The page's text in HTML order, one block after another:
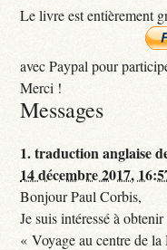
Le livre est entièrement
avec Paypal pour
Merci !
Messages
1.traduction anglaise
14 décembre 2017,
Bonjour Paul Corbis,
Je suis intéressé à
« Voyage au centre de